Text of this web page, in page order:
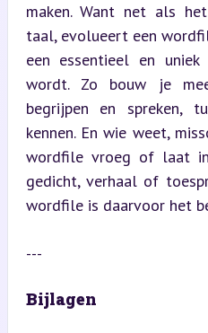
maken. Want net als
taal, evolueert een
een essentieel en
wordt. Zo bouw je
begrijpen en spreken,
kennen. En wie weet,
wordfile vroeg of laat
gedicht, verhaal of
wordfile is daarvoor het
---
Bijlagen